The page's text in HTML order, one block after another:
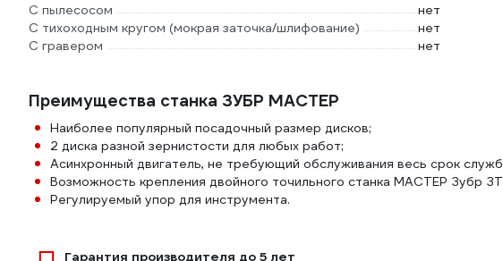
С пылесосом
нет
С тихоходным кругом (мокрая заточка/шлифование)
нет
С гравером
нет
Преимущества станка ЗУБР МАСТЕР
Наиболее популярный посадочный размер дисков;
2 диска разной зернистости для любых работ;
Асинхронный двигатель, не требующий обслуживания весь срок
Возможность крепления двойного точильного станка МАСТЕР Зубр
Регулируемый упор для инструмента.
Гарантия производителя до 5 лет